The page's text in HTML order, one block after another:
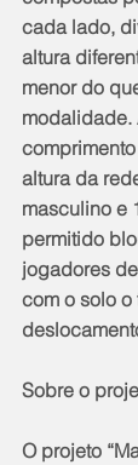
cada lado,
altura
menor do
modalidade.
altura da
masculino e
permitido
jogadores
com o solo
Sobre o
O projeto